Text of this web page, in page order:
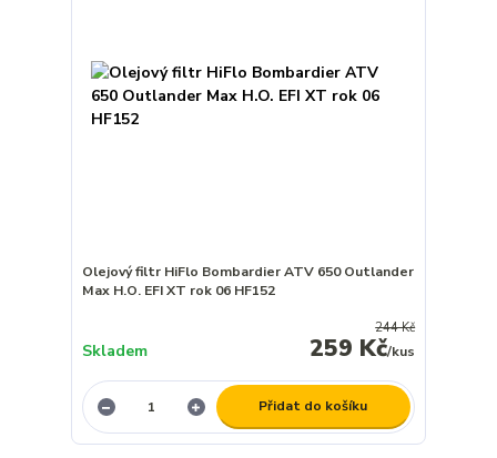
Olejový filtr HiFlo Bombardier ATV 650 Outlander
Max H.O. EFI XT rok 06 HF152
244 Kč
259 Kč/kus
Skladem
Přidat do košíku